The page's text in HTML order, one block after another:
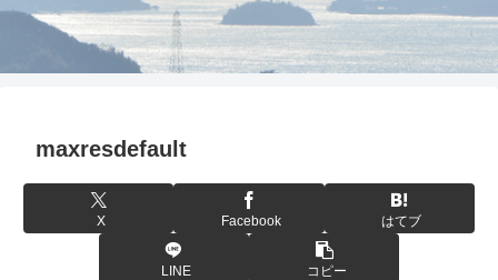
maxresdefault
X Facebook はてブ
LINE コピー